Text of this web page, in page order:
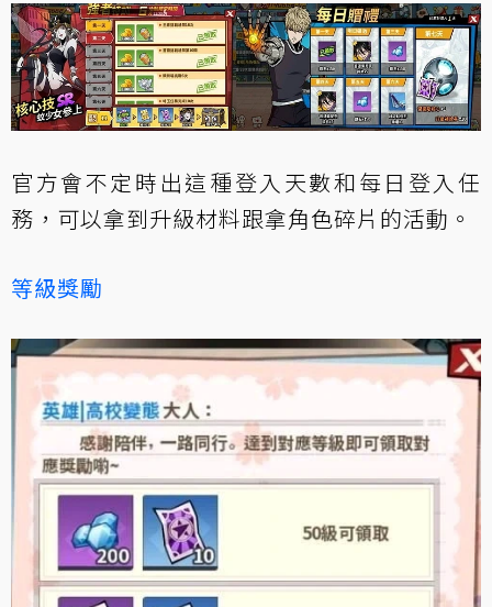
官方會不定時出這種登入天數和每日登入任
務，可以拿到升級材料跟拿角色碎片的活動。
等級獎勵